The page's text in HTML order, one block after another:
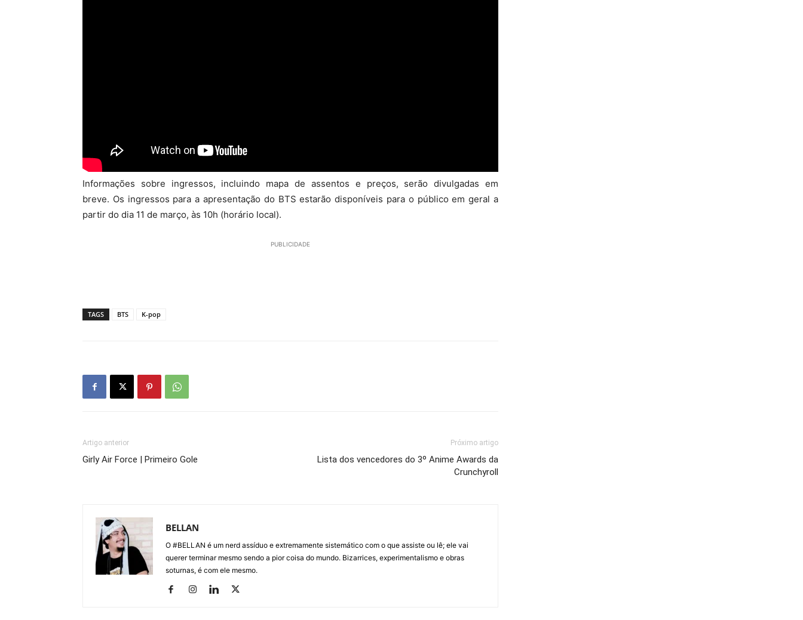
Informações sobre ingressos, incluindo mapa de assentos e preços, serão divulgadas em
breve. Os ingressos para a apresentação do BTS estarão disponíveis para o público em geral a
partir do dia 11 de março, às 10h (horário local).
PUBLICIDADE
TAGS BTS K-pop
Artigo anterior
Girly Air Force | Primeiro Gole
Próximo artigo
Lista dos vencedores do 3º Anime Awards da
Crunchyroll
BELLAN
O #BELLAN é um nerd assíduo e extremamente sistemático com o que assiste ou lê; ele vai
querer terminar mesmo sendo a pior coisa do mundo. Bizarrices, experimentalismo e obras
soturnas, é com ele mesmo.